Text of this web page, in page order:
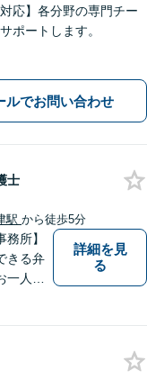
応】各分野の専門チー
ポートします。
ルでお問い合わせ
士
駅 から徒歩5分
務所】
きる弁
人お
いき
詳細を見
る